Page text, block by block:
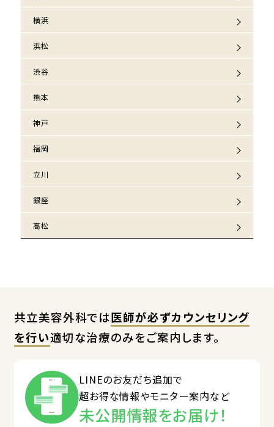
横浜
浜松
渋谷
熊本
神戸
福岡
立川
銀座
高松
共立美容外科では医師が必ずカウンセリング
を行い適切な治療のみをご案内します。
LINEのお友だち追加で
超お得な情報やモニター案内など
未公開情報をお届け！